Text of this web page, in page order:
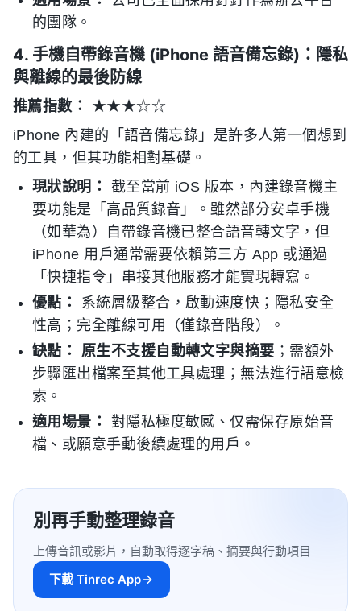
的團隊。
4. 手機自帶錄音機 (iPhone 語音備忘錄)：隱私
與離線的最後防線
推薦指數：
★★★☆☆
iPhone 內建的「語音備忘錄」是許多人第一個想到
的工具，但其功能相對基礎。
現狀說明：
截至當前 iOS 版本，內建錄音機主
要功能是「高品質錄音」。雖然部分安卓手機
（如華為）自帶錄音機已整合語音轉文字，但
iPhone 用戶通常需要依賴第三方 App 或通過
「快捷指令」串接其他服務才能實現轉寫。
優點：
系統層級整合，啟動速度快；隱私安全
性高；完全離線可用（僅錄音階段）。
缺點：
原生不支援自動轉文字與摘要 ；需額外
步驟匯出檔案至其他工具處理；無法進行語意檢
索。
適用場景：
對隱私極度敏感、仅需保存原始音
檔、或願意手動後續處理的用戶。
別再手動整理錄音
上傳音訊或影片，自動取得逐字稿、摘要與行動項目
下載 Tinrec App